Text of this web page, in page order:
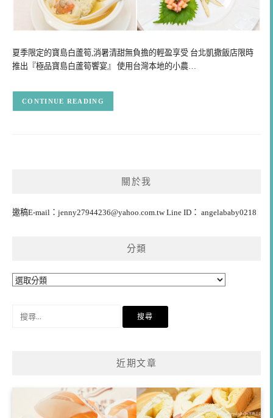
夏季限定的寶島白蘆筍,消暑清甜無負擔的輕盈享受 台北凱撒飯店限時
推出『極品寶島白蘆筍饗宴』 使用台灣本地的小農…
CONTINUE READING
關於我
邀稿E-mail： jenny27944236@yahoo.com.twLine ID： angelababy0218
分類
分
近期文章